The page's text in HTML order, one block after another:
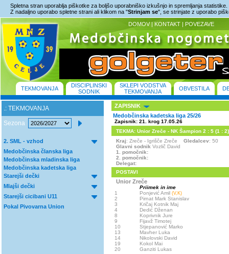
Spletna stran uporablja piškotke za boljšo uporabniško izkušnjo in spremljanja statistike.
Z nadaljno uporabo spletne strani ali klikom na "Strinjam se", se strinjate z uporabo
DOMOV | KONTAKT | POVEZAVE
TEKMOVANJA
DISCIPLINSKI
SODNIK
SKLEPI VODSTVA
TEKMOVANJA
OBVESTILA
.: TEKMOVANJA
Sezona
2. SML - vzhod
Medobčinska članska liga
Medobčinska mladinska liga
Medobčinska kadetska liga
Starejši dečki
Mlajši dečki
Starejši cicibani U11
Pokal Pivovarna Union
ZAPISNIK
Medobčinska kadetska liga 25/26
Zapisnik: 21. krog 17.05.26
TEKMA: Unior Zreče - NK Šampion 2 : 5 (1 : 2)
Kraj: Zreče - Igrišče Zreče Gledalcev: 50
Glavni sodnik Vozlič David
1. pomočnik:
2. pomočnik:
Delegat:
POSTAVI
Unior Zreče
Priimek in ime
1
Ponjević Amil (V,K)
2
Pirnat Mark Stanislav
3
Kričaj Kotnik Maj
4
Dedić Dženan
8
Koprivnik Jure
9
Fijavž Timotej
10
Stjepanović Marko
13
Mavher Luka
14
Nikolovski David
19
Kokol Mai
20
Ganziti Lukas